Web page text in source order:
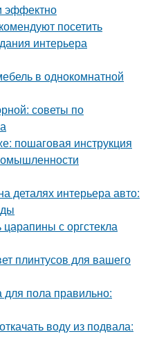
эффектно
посетить
интерьера
в однокомнатной
советы по
пошаговая инструкция
деталях интерьера авто:
с оргстекла
плинтусов для вашего
для пола правильно:
воду из подвала: